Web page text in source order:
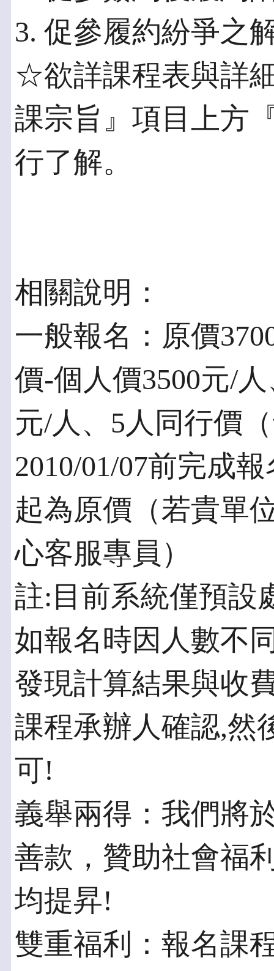
3. 促參履約紛爭之
☆欲詳課程表與詳
課宗旨』項目上方
行了解。
相關說明：
一般報名：原價
價-個人價3500元/
元/人、5人同行價
2010/01/07前完成
起為原價（若貴單
心客服專員）
註:目前系統僅預設
如報名時因人數不
發現計算結果與收
課程承辦人確認,然
可!
義舉兩得：我們將
善款，贊助社會福
均提昇!
雙重福利：報名課